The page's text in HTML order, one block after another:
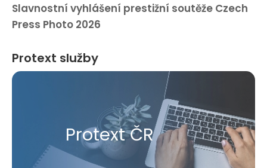
Slavnostní vyhlášení prestižní soutěže Czech
Press Photo 2026
Protext služby
Protext ČR